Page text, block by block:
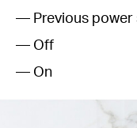
— Previous power
— Off
— On